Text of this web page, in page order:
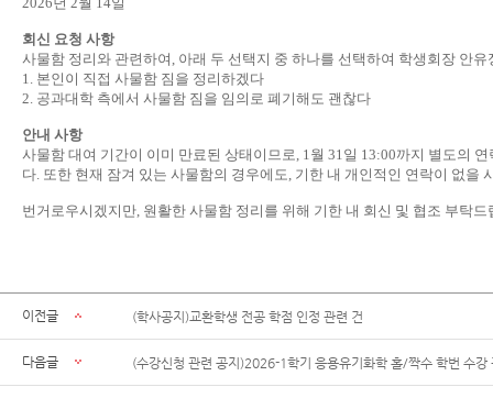
회신 요청 사항
사물함 정리와 관련하여, 아래 두 선택지 중 하나를 선택하여 학생회장 안
1. 본인이 직접 사물함 짐을 정리하겠다
2. 공과대학 측에서 사물함 짐을 임의로 폐기해도 괜찮다
안내 사항
사물함 대여 기간이 이미 만료된 상태이므로, 1월 31일 13:00까지 별도의
다. 또한 현재 잠겨 있는 사물함의 경우에도, 기한 내 개인적인 연락이 없
번거로우시겠지만, 원활한 사물함 정리를 위해 기한 내 회신 및 협조 부탁
이전글 (학사공지)교환학생 전공 학점 인정 관련 건
다음글 (수강신청 관련 공지)2026-1학기 응용유기화학 홀/짝수 학번 수강